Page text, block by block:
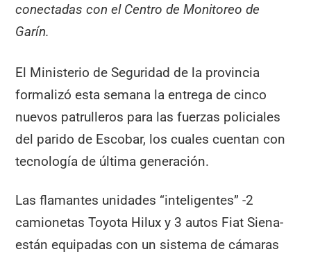
conectadas con el Centro de Monitoreo de
Garín.
El Ministerio de Seguridad de la provincia
formalizó esta semana la entrega de cinco
nuevos patrulleros para las fuerzas policiales
del parido de Escobar, los cuales cuentan con
tecnología de última generación.
Las flamantes unidades “inteligentes” -2
camionetas Toyota Hilux y 3 autos Fiat Siena-
están equipadas con un sistema de cámaras